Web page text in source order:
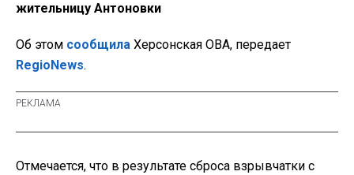
жительницу Антоновки
Об этом сообщила Херсонская ОВА, передает
RegioNews.
Отмечается, что в результате сброса взрывчатки с